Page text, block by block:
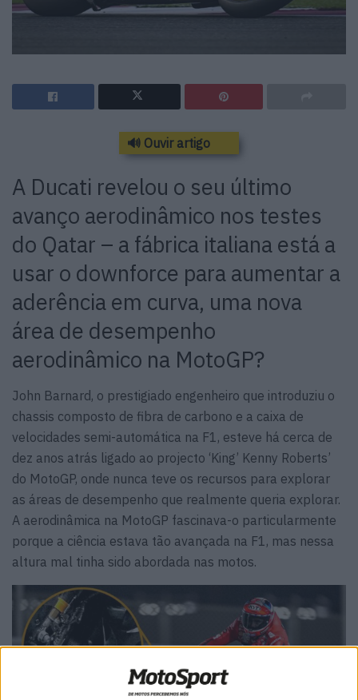
🔊 Ouvir artigo
A Ducati revelou o seu último
avanço aerodinâmico nos testes
do Qatar – a fábrica italiana está a
usar o downforce para aumentar a
aderência em curva, uma nova
área de desempenho
aerodinâmico na MotoGP?
John Barnard, o prestigiado engenheiro que introduziu o
chassis composto de fibra de carbono e a caixa de
velocidades semi-automática na F1, esteve há cerca de
dez anos atrás ligado ao projecto ‘King’ Kenny Roberts’
do MotoGP, onde nunca teve os recursos para explorar
as áreas de desempenho que realmente queria explorar.
A aerodinâmica na MotoGP fascinava-o particularmente
porque a ciência estava tão avançada na F1, mas nessa
altura mal tinha sido abordada nas motos.